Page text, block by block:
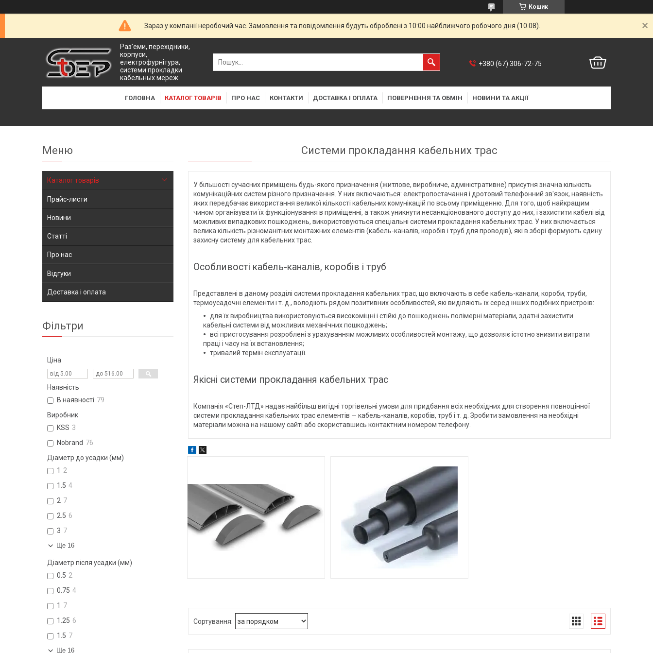
Кошик
Зараз у компанії неробочий час. Замовлення та повідомлення будуть оброблені з 10:00 найближчого робочого дня (10.08).
Раз’еми, перехідники,
корпуси,
електрофурнітура,
системи прокладки
кабельных мереж
+380 (67) 306-72-75
ГОЛОВНА КАТАЛОГ ТОВАРІВ ПРО НАС КОНТАКТИ ДОСТАВКА І ОПЛАТА ПОВЕРНЕННЯ ТА ОБМІН НОВИНИ ТА АКЦІЇ
Системи прокладання кабельних трас
У більшості сучасних приміщень будь-якого призначення (житлове, виробниче, адміністративне) присутня значна кількість
комунікаційних систем різного призначення. У них включаються: електропостачання і дротовий телефонний зв'язок, наявність
яких передбачає використання великої кількості кабельних комунікацій по всьому приміщенню. Для того, щоб найкращим
чином організувати їх функціонування в приміщенні, а також уникнути несанкціонованого доступу до них, і захистити кабелі від
можливих випадкових пошкоджень, використовуються спеціальні системи прокладання кабельних трас. У них включається
велика кількість різноманітних монтажних елементів (кабель-каналів, коробів і труб для проводів), які в зборі формують єдину
захисну систему для кабельних трас.
Особливості кабель-каналів, коробів і труб
Представлені в даному розділі системи прокладання кабельних трас, що включають в себе кабель-канали, короби, труби,
термоусадочні елементи і т. д., володіють рядом позитивних особливостей, які виділяють їх серед інших подібних пристроїв:
для їх виробництва використовуються високоміцні і стійкі до пошкоджень полімерні матеріали, здатні захистити
кабельні системи від можливих механічних пошкоджень;
всі пристосування розроблені з урахуванням можливих особливостей монтажу, що дозволяє істотно знизити витрати
праці і часу на їх встановлення;
тривалий термін експлуатації.
Якісні системи прокладання кабельних трас
Компанія «Степ-ЛТД» надає найбільш вигідні торгівельні умови для придбання всіх необхідних для створення повноцінної
системи прокладання кабельних трас елементів — кабель-каналів, коробів, труб і т. д. Зробити замовлення на необхідні
матеріали можна на нашому сайті або скориставшись контактним номером телефону.
Каталог товарів
Прайс-листи
Новини
Статті
Про нас
Відгуки
Доставка і оплата
Фільтри
Ціна
Наявність
В наявності 79
Виробник
KSS 3
Nobrand 76
Діаметр до усадки (мм)
1 2
1.5 4
2 7
2.5 6
3 7
Ще 16
Діаметр після усадки (мм)
0.5 2
0.75 4
1 7
1.25 6
1.5 7
Ще 16